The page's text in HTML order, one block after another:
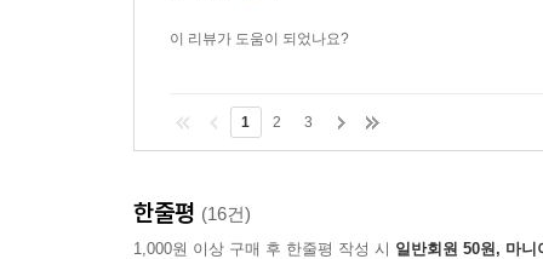
이 리뷰가 도움이 되었나요?
1 2 3
한줄평 (16건)
1,000원 이상 구매 후 한줄평 작성 시 일반회원 50원, 마니